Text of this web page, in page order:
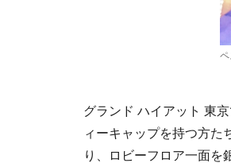
グランド ハイアット 東
ィーキャップを持つ方た
り、ロビーフロア一面を